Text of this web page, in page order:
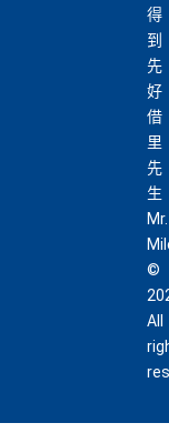
得
到
先
好
借
里
先
生
Mr.
©
All